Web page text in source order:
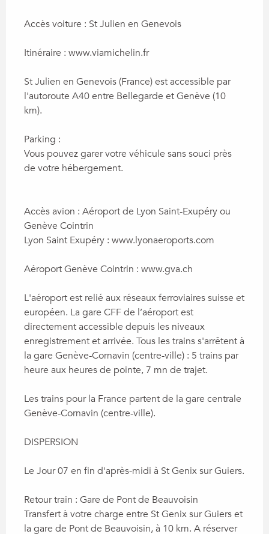
Accès voiture : St Julien en Genevois
Itinéraire : www.viamichelin.fr
St Julien en Genevois (France) est accessible par
l'autoroute A40 entre Bellegarde et Genève (10
km).
Parking :
Vous pouvez garer votre véhicule sans souci près
de votre hébergement.
Accès avion : Aéroport de Lyon Saint-Exupéry ou
Genève Cointrin
Lyon Saint Exupéry : www.lyonaeroports.com
Aéroport Genève Cointrin : www.gva.ch
L'aéroport est relié aux réseaux ferroviaires suisse et
européen. La gare CFF de l’aéroport est
directement accessible depuis les niveaux
enregistrement et arrivée. Tous les trains s'arrêtent à
la gare Genève-Cornavin (centre-ville) : 5 trains par
heure aux heures de pointe, 7 mn de trajet.
Les trains pour la France partent de la gare centrale
Genève-Cornavin (centre-ville).
DISPERSION
Le Jour 07 en fin d'après-midi à St Genix sur Guiers.
Retour train : Gare de Pont de Beauvoisin
Transfert à votre charge entre St Genix sur Guiers et
la gare de Pont de Beauvoisin, à 10 km. A réserver